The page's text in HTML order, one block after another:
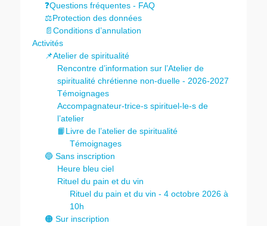
❓Questions fréquentes - FAQ
⚖️Protection des données
📄Conditions d’annulation
Activités
📌Atelier de spiritualité
Rencontre d’information sur l’Atelier de
spiritualité chrétienne non-duelle - 2026-2027
Témoignages
Accompagnateur-trice-s spirituel-le-s de
l’atelier
📙Livre de l’atelier de spiritualité
Témoignages
🔵 Sans inscription
Heure bleu ciel
Rituel du pain et du vin
Rituel du pain et du vin - 4 octobre 2026 à
10h
🟠 Sur inscription